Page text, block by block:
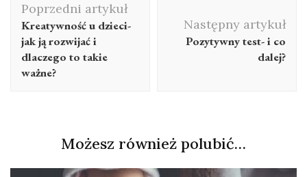
Poprzedni artykuł
Kreatywność u dzieci-
jak ją rozwijać i
dlaczego to takie
ważne?
Następny artykuł
Pozytywny test- i co
dalej?
Możesz również polubić…